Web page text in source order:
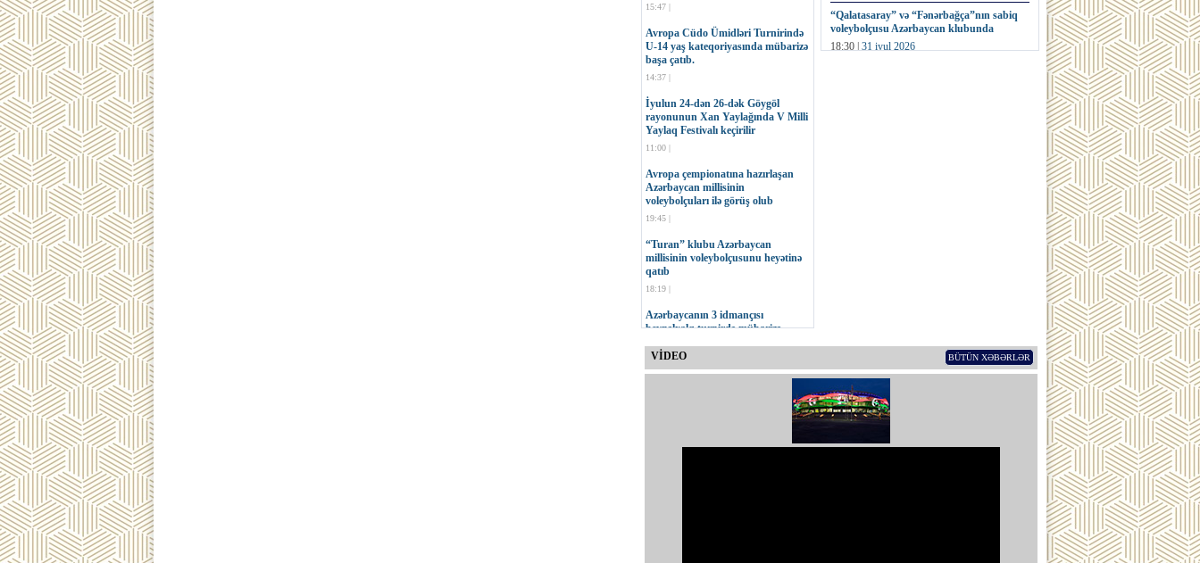
15:47 |
Avropa Cüdo Ümidləri Turnirində
U-14 yaş kateqoriyasında mübarizə
başa çatıb.
14:37 |
İyulun 24-dən 26-dək Göygöl
rayonunun Xan Yaylağında V Milli
Yaylaq Festivalı keçirilir
11:00 |
Avropa çempionatına hazırlaşan
Azərbaycan millisinin
voleybolçuları ilə görüş olub
19:45 |
“Turan” klubu Azərbaycan
millisinin voleybolçusunu heyətinə
qatıb
18:19 |
Azərbaycanın 3 idmançısı
beynəlxalq turnirdə mübarizə
17:47 |
Hüseynzadənin 75 yaşı tamam olub
“Qalatasaray” və “Fənərbağça”nın sabiq
voleybolçusu Azərbaycan klubunda
18:30 | 31 iyul 2026
VİDEO BÜTÜN XƏBƏRLƏR